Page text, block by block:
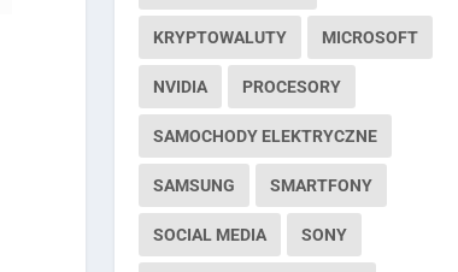
KRYPTOWALUTY MICROSOFT
NVIDIA PROCESORY
SAMOCHODY ELEKTRYCZNE
SAMSUNG SMARTFONY
SOCIAL MEDIA SONY